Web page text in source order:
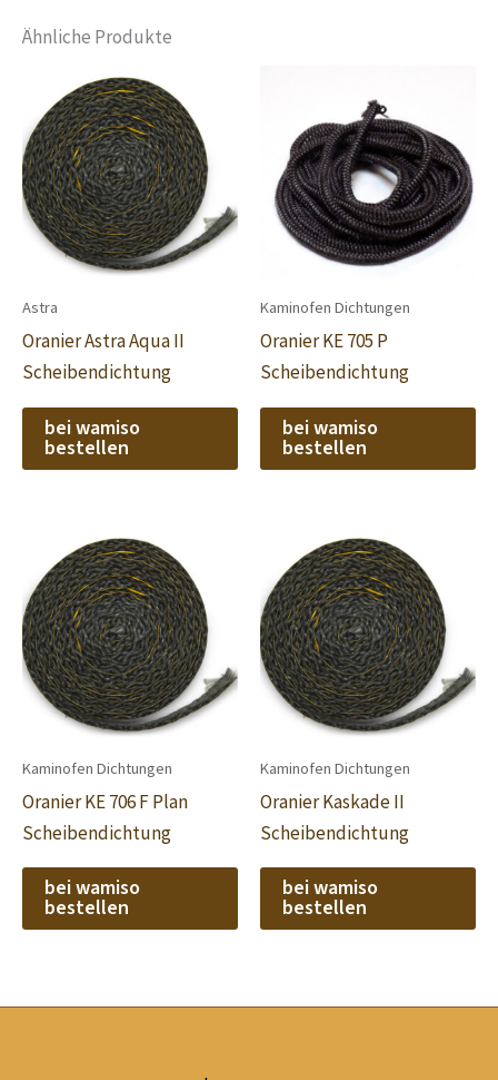
Ähnliche Produkte
Astra
Oranier Astra Aqua II
Scheibendichtung
bei wamiso
bestellen
Kaminofen Dichtungen
Oranier KE 705 P
Scheibendichtung
bei wamiso
bestellen
Kaminofen Dichtungen
Oranier KE 706 F Plan
Scheibendichtung
bei wamiso
bestellen
Kaminofen Dichtungen
Oranier Kaskade II
Scheibendichtung
bei wamiso
bestellen